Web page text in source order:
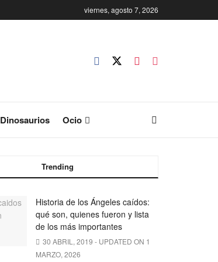
viernes, agosto 7, 2026
Dinosaurios Ocio
Trending
Historia de los Ángeles caídos:
qué son, quienes fueron y lista
de los más importantes
30 ABRIL, 2019 - UPDATED ON 1
MARZO, 2026